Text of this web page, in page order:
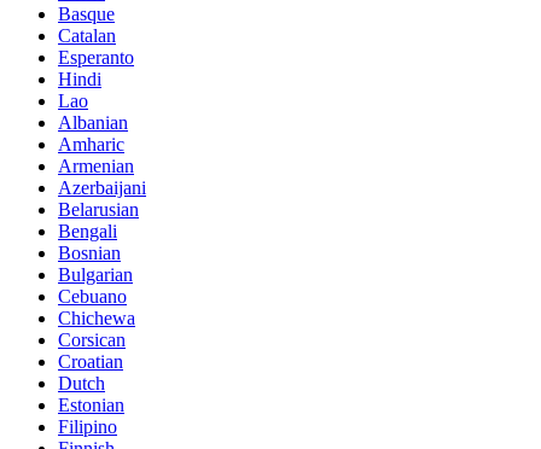
Basque
Catalan
Esperanto
Hindi
Lao
Albanian
Amharic
Armenian
Azerbaijani
Belarusian
Bengali
Bosnian
Bulgarian
Cebuano
Chichewa
Corsican
Croatian
Dutch
Estonian
Filipino